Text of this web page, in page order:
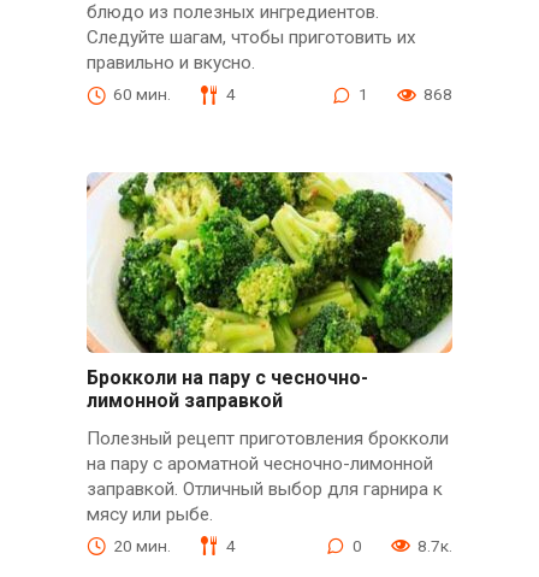
блюдо из полезных ингредиентов.
Следуйте шагам, чтобы приготовить их
правильно и вкусно.
60 мин. 4 1 868
Брокколи на пару с чесночно-
лимонной заправкой
Полезный рецепт приготовления брокколи
на пару с ароматной чесночно-лимонной
заправкой. Отличный выбор для гарнира к
мясу или рыбе.
20 мин. 4 0 8.7к.